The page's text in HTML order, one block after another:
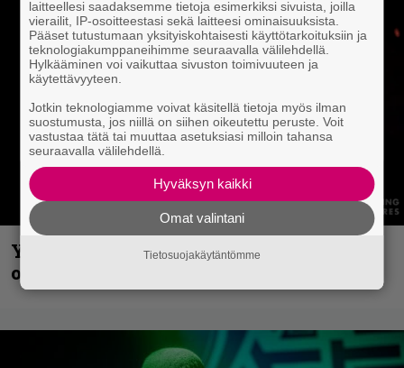
Yngwie Malmsteen iskee jälleen – Now
or Never -single tulevalta levyltä julki
laitteellesi saadaksemme tietoja esimerkiksi sivuista, joilla
vierailit, IP-osoitteestasi sekä laitteesi ominaisuuksista.
Pääset tutustumaan yksityiskohtaisesti käyttötarkoituksiin ja
teknologiakumppaneihimme seuraavalla välilehdellä.
Hylkääminen voi vaikuttaa sivuston toimivuuteen ja
käytettävyyteen.
Jotkin teknologiamme voivat käsitellä tietoja myös ilman
suostumusta, jos niillä on siihen oikeutettu peruste. Voit
vastustaa tätä tai muuttaa asetuksiasi milloin tahansa
seuraavalla välilehdellä.
Hyväksyn kaikki
Omat valintani
Tietosuojakäytäntömme